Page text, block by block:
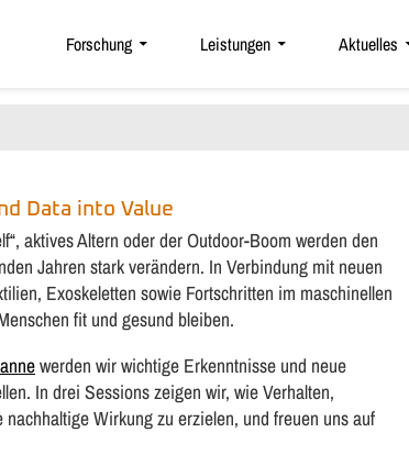
Forschung Leistungen Aktuelles
Data into Value
aktives Altern oder der Outdoor-Boom werden den
Jahren stark verändern. In Verbindung mit neuen
Exoskeletten sowie Fortschritten im maschinellen
fit und gesund bleiben.
werden wir wichtige Erkenntnisse und neue
In drei Sessions zeigen wir, wie Verhalten,
Wirkung zu erzielen, und freuen uns auf